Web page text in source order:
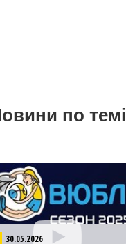
по темі
– Дiвчата 29.05.2026